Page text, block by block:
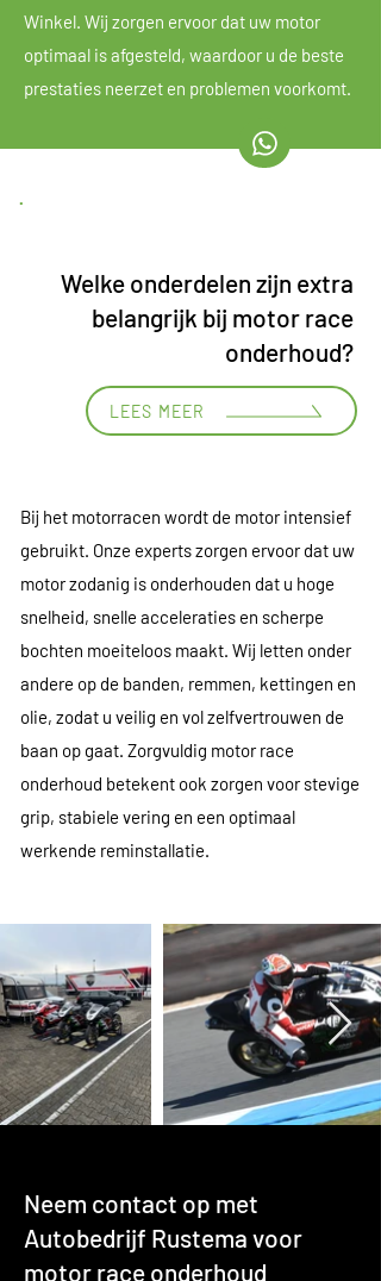
Winkel. Wij zorgen ervoor dat uw motor
optimaal is afgesteld, waardoor u de beste
prestaties neerzet en problemen voorkomt.
Welke onderdelen zijn extra
belangrijk bij motor race
onderhoud?
LEES MEER
Bij het motorracen wordt de motor intensief
gebruikt. Onze experts zorgen ervoor dat uw
motor zodanig is onderhouden dat u hoge
snelheid, snelle acceleraties en scherpe
bochten moeiteloos maakt. Wij letten onder
andere op de banden, remmen, kettingen en
olie, zodat u veilig en vol zelfvertrouwen de
baan op gaat. Zorgvuldig motor race
onderhoud betekent ook zorgen voor stevige
grip, stabiele vering en een optimaal
werkende reminstallatie.
Neem contact op met
Autobedrijf Rustema voor
motor race onderhoud